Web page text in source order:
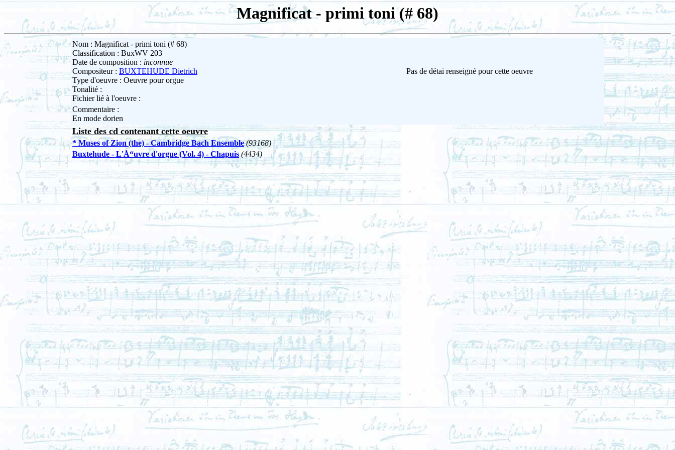
Magnificat - primi toni (# 68)
Nom : Magnificat - primi toni (# 68)
Classification : BuxWV 203
Date de composition : inconnue
Compositeur : BUXTEHUDE Dietrich
Type d'oeuvre : Oeuvre pour orgue
Tonalité :
Fichier lié à l'oeuvre :
Pas de détai renseigné pour cette oeuvre
Commentaire :
En mode dorien
Liste des cd contenant cette oeuvre
* Muses of Zion (the) - Cambridge Bach Ensemble (93168)
Buxtehude - L'Å“uvre d'orgue (Vol. 4) - Chapuis (4434)